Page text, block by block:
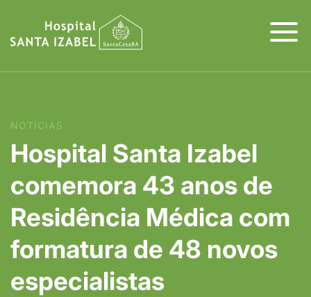
NOTÍCIAS
Hospital Santa Izabel
comemora 43 anos de
Residência Médica com
formatura de 48 novos
especialistas